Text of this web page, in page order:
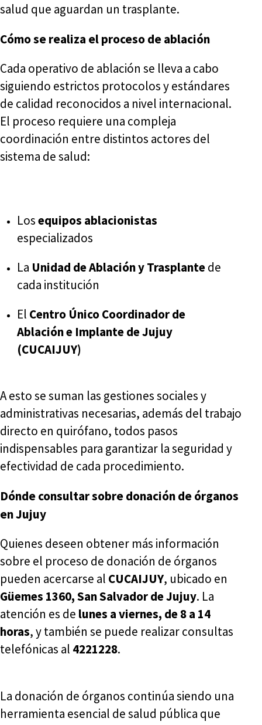
salud que aguardan un trasplante.
Cómo se realiza el proceso de ablación
Cada operativo de ablación se lleva a cabo
siguiendo estrictos protocolos y estándares
de calidad reconocidos a nivel internacional.
El proceso requiere una compleja
coordinación entre distintos actores del
sistema de salud:
Losequipos ablacionistas
especializados
La Unidad de Ablación y Trasplantede
cada institución
El Centro Único Coordinador de
Ablación e Implante de Jujuy
(CUCAIJUY)
A esto se suman las gestiones sociales y
administrativas necesarias, además del trabajo
directo en quirófano, todos pasos
indispensables para garantizar la seguridad y
efectividad de cada procedimiento.
Dónde consultar sobre donación de órganos
en Jujuy
Quienes deseen obtener más información
sobre el proceso de donación de órganos
pueden acercarse al CUCAIJUY, ubicado en
Güemes 1360, San Salvador de Jujuy. La
atención es de lunes a viernes, de 8 a 14
horas, y también se puede realizar consultas
telefónicas al 4221228.
La donación de órganos continúa siendo una
herramienta esencial de salud pública que